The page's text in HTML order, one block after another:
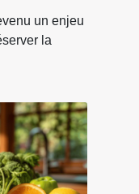
un enjeu
la